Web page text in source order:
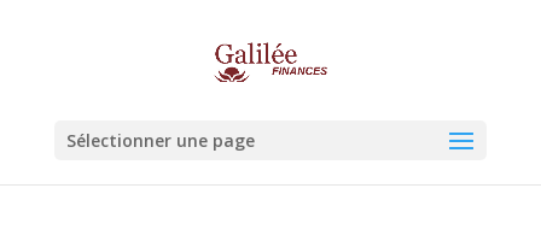
Sélectionner une page